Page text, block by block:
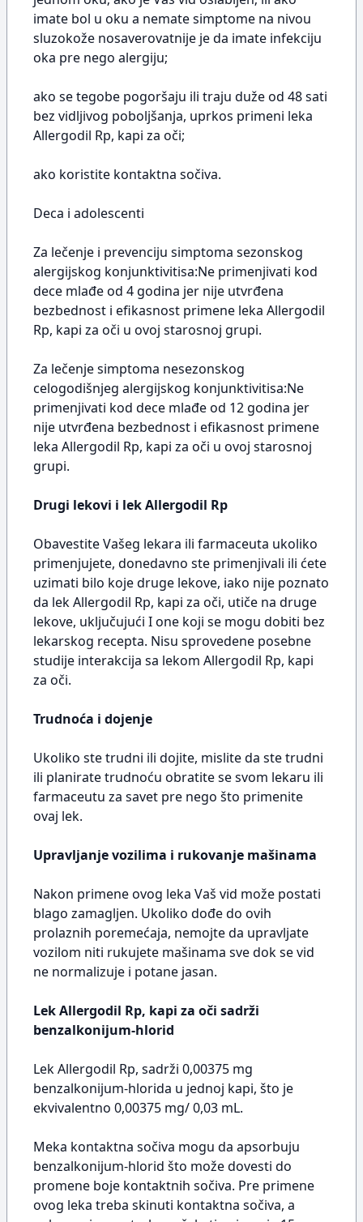
imate bol u oku a nemate simptome na nivou
sluzokože nosaverovatnije je da imate infekciju
oka pre nego alergiju;
ako se tegobe pogoršaju ili traju duže od 48 sati
bez vidljivog poboljšanja, uprkos primeni leka
Allergodil Rp, kapi za oči;
ako koristite kontaktna sočiva.
Deca i adolescenti
Za lečenje i prevenciju simptoma sezonskog
alergijskog konjunktivitisa:Ne primenjivati kod
dece mlađe od 4 godina jer nije utvrđena
bezbednost i efikasnost primene leka Allergodil
Rp, kapi za oči u ovoj starosnoj grupi.
Za lečenje simptoma nesezonskog
celogodišnjeg alergijskog konjunktivitisa:Ne
primenjivati kod dece mlađe od 12 godina jer
nije utvrđena bezbednost i efikasnost primene
leka Allergodil Rp, kapi za oči u ovoj starosnoj
grupi.
Drugi lekovi i lek Allergodil Rp
Obavestite Vašeg lekara ili farmaceuta ukoliko
primenjujete, donedavno ste primenjivali ili ćete
uzimati bilo koje druge lekove, iako nije poznato
da lek Allergodil Rp, kapi za oči, utiče na druge
lekove, uključujući I one koji se mogu dobiti bez
lekarskog recepta. Nisu sprovedene posebne
studije interakcija sa lekom Allergodil Rp, kapi
za oči.
Trudnoća i dojenje
Ukoliko ste trudni ili dojite, mislite da ste trudni
ili planirate trudnoću obratite se svom lekaru ili
farmaceutu za savet pre nego što primenite
ovaj lek.
Upravljanje vozilima i rukovanje mašinama
Nakon primene ovog leka Vaš vid može postati
blago zamagljen. Ukoliko dođe do ovih
prolaznih poremećaja, nemojte da upravljate
vozilom niti rukujete mašinama sve dok se vid
ne normalizuje i potane jasan.
Lek Allergodil Rp, kapi za oči sadrži
benzalkonijum-hlorid
Lek Allergodil Rp, sadrži 0,00375 mg
benzalkonijum-hlorida u jednoj kapi, što je
ekvivalentno 0,00375 mg/ 0,03 mL.
Meka kontaktna sočiva mogu da apsorbuju
benzalkonijum-hlorid što može dovesti do
promene boje kontaktnih sočiva. Pre primene
ovog leka treba skinuti kontaktna sočiva, a